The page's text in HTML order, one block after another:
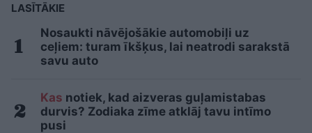
LASĪTĀKIE
Nosaukti nāvējošākie automobiļi uz
ceļiem: turam īkšķus, lai neatrodi sarakstā
savu auto
Kas notiek, kad aizveras guļamistabas
durvis? Zodiaka zīme atklāj tavu intīmo
pusi